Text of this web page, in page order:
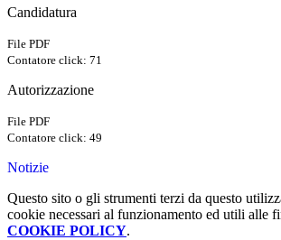
Candidatura
File PDF
Contatore click: 71
Autorizzazione
File PDF
Contatore click: 49
Notizie
Questo sito o gli strumenti terzi da questo
cookie necessari al funzionamento ed utili alle
COOKIE POLICY.